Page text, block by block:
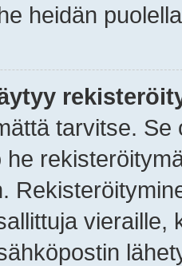
heidän
tarvitse.
he
vieraille,